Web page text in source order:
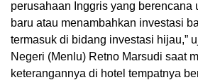
perusahaan Inggris yang berencana
baru atau menambahkan investasi
termasuk di bidang investasi hijau,”
Negeri (Menlu) Retno Marsudi saat
keterangannya di hotel tempatnya